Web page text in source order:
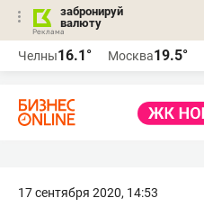
забронируй
валюту
Челны16.1° Москва19.5°
17 сентября 2020, 14:53